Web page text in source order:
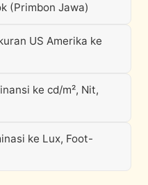
(Primbon Jawa)
US Amerika ke
ke cd/m², Nit,
ke Lux, Foot-